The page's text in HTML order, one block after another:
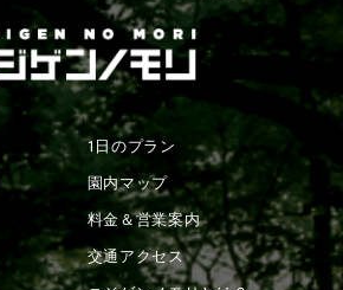
1日のプラン
園内マップ
料金＆営業案内
交通アクセス